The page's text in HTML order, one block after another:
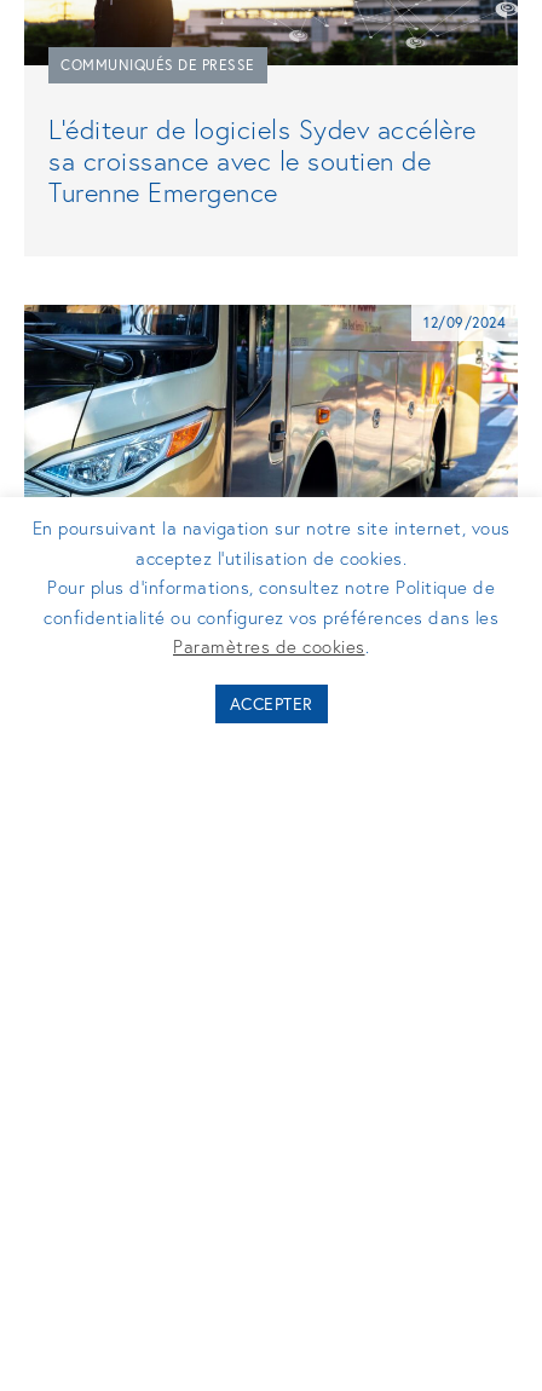
COMMUNIQUÉS DE PRESSE
L’éditeur de logiciels Sydev accélère
sa croissance avec le soutien de
Turenne Emergence
12/09/2024
COMMUNIQUÉS DE PRESSE
Greystal s'associe à UI
Investissement et Pays de la Loire
En poursuivant la navigation sur notre site internet, vous
acceptez l’utilisation de cookies.
Pour plus d’informations, consultez notre Politique de
confidentialité ou configurez vos préférences dans les
Paramètres de cookies.
ACCEPTER